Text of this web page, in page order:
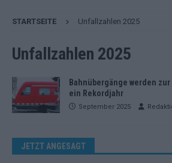
STARTSEITE Unfallzahlen 2025
Unfallzahlen 2025
Bahnübergänge werden
ein Rekordjahr
September 2025
JETZT ANGESAGT